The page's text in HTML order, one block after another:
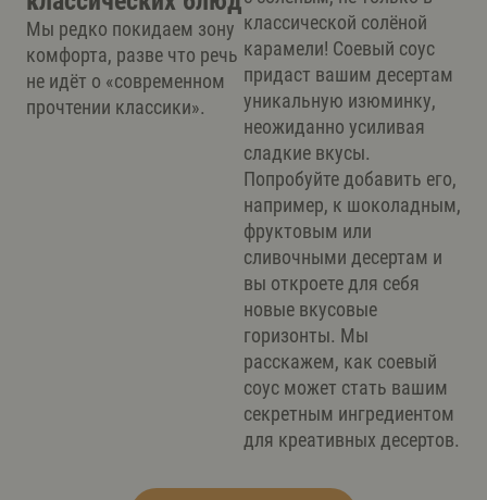
Мы редко покидаем зону
комфорта, разве что речь
не идёт о «современном
прочтении классики».
классической солёной
карамели! Соевый соус
придаст вашим десертам
уникальную изюминку,
неожиданно усиливая
сладкие вкусы.
Попробуйте добавить его,
например, к шоколадным,
фруктовым или
сливочными десертам и
вы откроете для себя
новые вкусовые
горизонты. Мы
расскажем, как соевый
соус может стать вашим
секретным ингредиентом
для креативных десертов.